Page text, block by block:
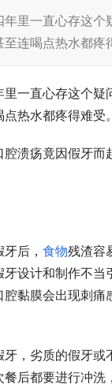
一直心存这个
连喝点热水都疼
直心存这个疑
热水都疼得难受
疡竟因假牙而
后， 食物残渣容
设计和制作不
黏膜会出现刺
劣质的假牙或
后都要进行冲